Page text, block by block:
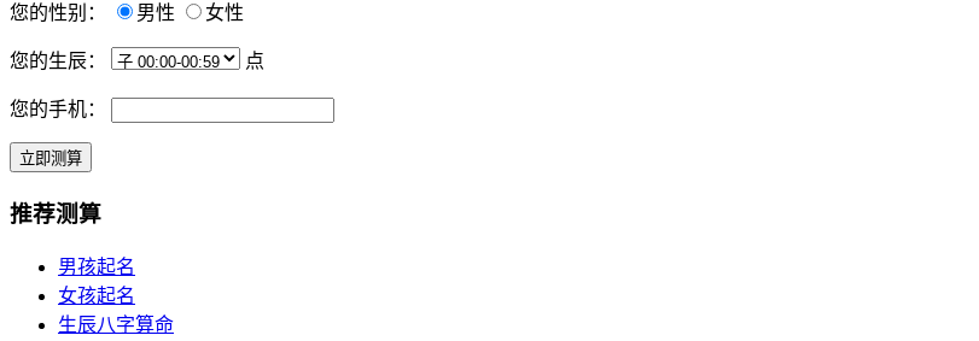
您的性别： 男性 女性
您的生辰： 点
您的手机：
推荐测算
男孩起名
女孩起名
生辰八字算命